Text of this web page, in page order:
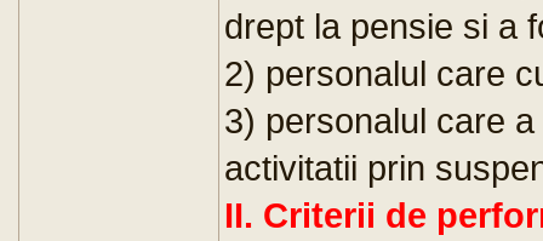
drept la pensie si a
2) personalul care
3) personalul care
activitatii prin
II. Criterii de